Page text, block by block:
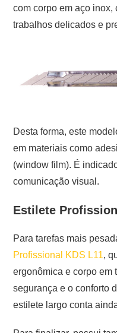
com corpo em aço inox,
trabalhos delicados e
Desta forma, este
em materiais como
(window film). É
comunicação visual.
Estilete
Para tarefas mais
Profissional KDS L11,
ergonômica e corpo em
segurança e o conforto
estilete largo conta